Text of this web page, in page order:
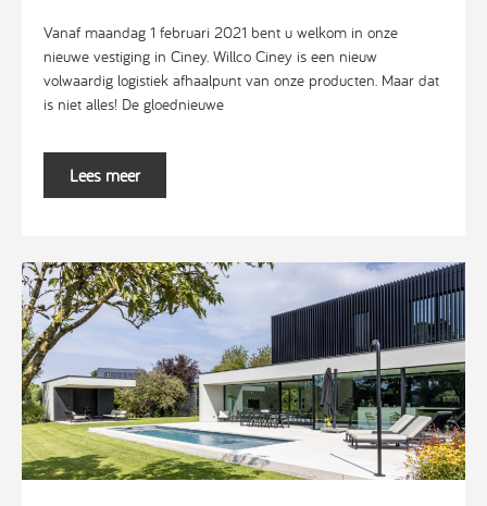
Vanaf maandag 1 februari 2021 bent u welkom in onze
nieuwe vestiging in Ciney. Willco Ciney is een nieuw
volwaardig logistiek afhaalpunt van onze producten. Maar dat
is niet alles! De gloednieuwe
Lees meer